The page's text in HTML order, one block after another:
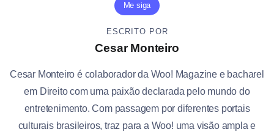
Me siga
ESCRITO POR
Cesar Monteiro
Cesar Monteiro é colaborador da Woo! Magazine e bacharel
em Direito com uma paixão declarada pelo mundo do
entretenimento. Com passagem por diferentes portais
culturais brasileiros, traz para a Woo! uma visão ampla e